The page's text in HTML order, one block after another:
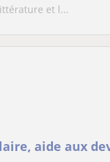
et l...
aide aux